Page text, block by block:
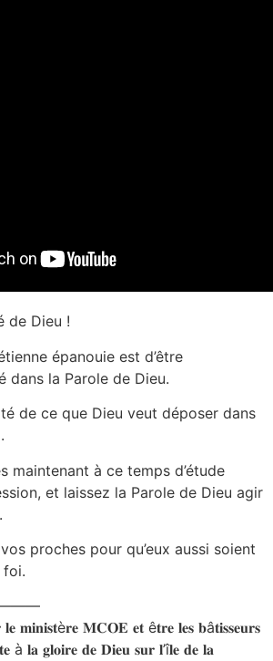
de Dieu !
épanouie est d’être
dans la Parole de Dieu.
de ce que Dieu veut déposer dans
maintenant à ce temps d’étude
et laissez la Parole de Dieu agir
proches pour qu’eux aussi soient
foi.
𝐦𝐢𝐧𝐢𝐬𝐭è𝐫𝐞 𝐌𝐂𝐎𝐄 𝐞𝐭 ê𝐭𝐫𝐞 𝐥𝐞𝐬 𝐛â𝐭𝐢𝐬𝐬𝐞𝐮𝐫𝐬
à 𝐥𝐚 𝐠𝐥𝐨𝐢𝐫𝐞 𝐝𝐞 𝐃𝐢𝐞𝐮 𝐬𝐮𝐫 𝐥’î𝐥𝐞 𝐝𝐞 𝐥𝐚